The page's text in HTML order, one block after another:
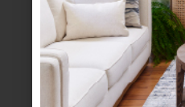
selección que
firma
regalar en bodas